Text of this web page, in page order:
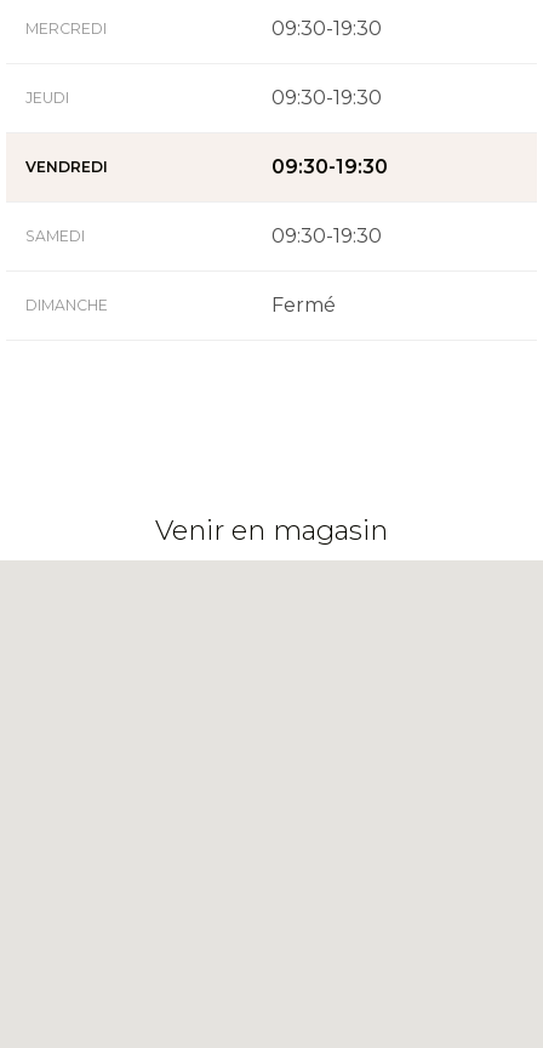
MERCREDI 09:30-19:30
JEUDI 09:30-19:30
VENDREDI 09:30-19:30
SAMEDI 09:30-19:30
DIMANCHE Fermé
Venir en magasin